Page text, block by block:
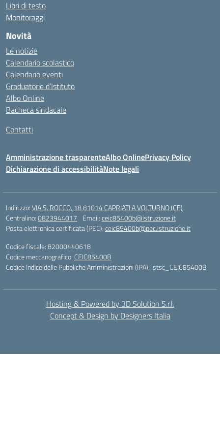
Libri di testo
Monitoraggi
Novità
Le notizie
Calendario scolastico
Calendario eventi
Graduatorie d’Istituto
Albo Online
Bacheca sindacale
Contatti
Amministrazione trasparenteAlbo OnlinePrivacy Policy
Dichiarazione di accessibilitàNote legali
Indirizzo:VIA S. ROCCO, 18 81014 CAPRIATI A VOLTURNO (CE)
Centralino:0823944017 Email:ceic85400b@istruzione.it
Posta elettronica certificata (PEC):ceic85400b@pec.istruzione.it
Codice fiscale: 82000440618
Codice meccanografico: CEIC85400B
Codice Indice delle Pubbliche Amministrazioni (IPA): istsc_CEIC85400B
Hosting & Powered by 3D Solution S.r.l.
Concept & Design by Designers Italia